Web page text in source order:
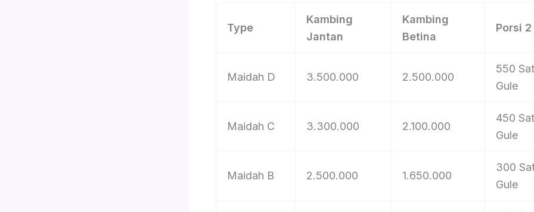
Type
Kambing
Jantan
Kambing
Betina
Porsi
Maidah D 3.500.000 2.500.000
550
Gule
Maidah C 3.300.000 2.100.000
450
Gule
Maidah B 2.500.000 1.650.000
300
Gule